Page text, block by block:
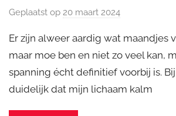
Geplaatst op 20 maart 2024d
o
r
M
a
Er zijn alweer aardig wat maandjes
maar moe ben en niet zo veel kan,
spanning écht definitief voorbij is.
duidelijk dat mijn lichaam kalm